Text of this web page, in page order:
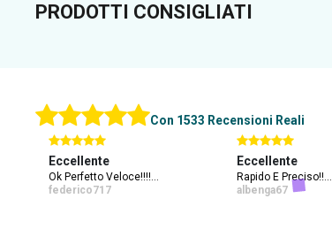
PRODOTTI CONSIGLIATI
Con 1533 Recensioni Reali
Eccellente
Ok Perfetto Veloce!!!!...
federico717
Eccellente
Rapido E Preciso!!...
albenga67